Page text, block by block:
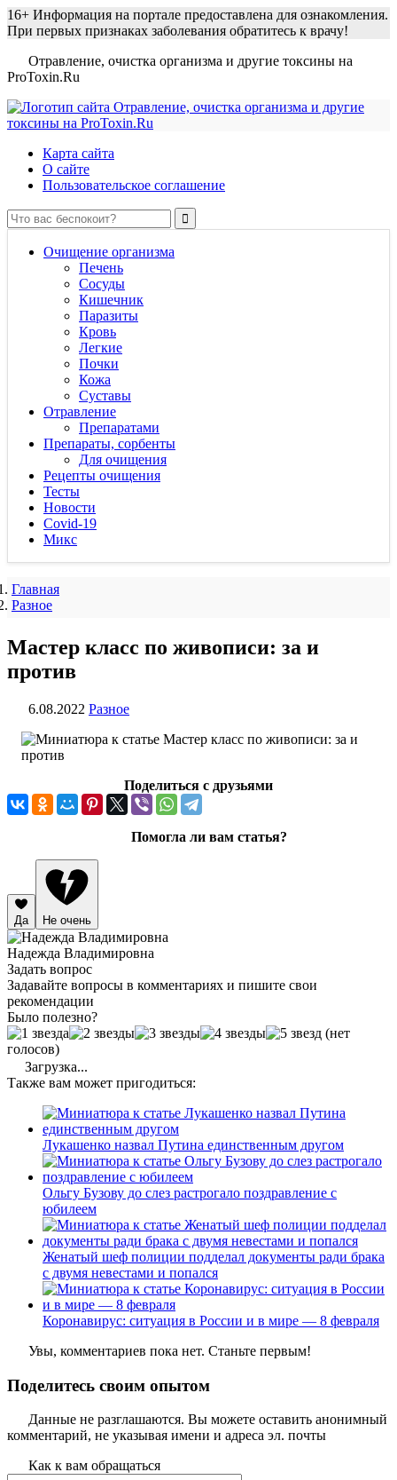
16+ Информация на портале предоставлена для ознакомления.
При первых признаках заболевания обратитесь к врачу!
Отравление, очистка организма и другие токсины на
ProToxin.Ru
Карта сайта
О сайте
Пользовательское соглашение
Очищение организма
Печень
Сосуды
Кишечник
Паразиты
Кровь
Легкие
Почки
Кожа
Суставы
Отравление
Препаратами
Препараты, сорбенты
Для очищения
Рецепты очищения
Тесты
Новости
Covid-19
Микс
Главная
Разное
Мастер класс по живописи: за и
против
6.08.2022 Разное
Поделиться с друзьями
Помогла ли вам статья?
Да Не очень
Надежда Владимировна
Задать вопрос
Задавайте вопросы в комментариях и пишите свои
рекомендации
Было полезно?
(нет
голосов)
Загрузка...
Также вам может пригодиться:
Лукашенко назвал Путина единственным другом
Ольгу Бузову до слез растрогало поздравление с
юбилеем
Женатый шеф полиции подделал документы ради брака
с двумя невестами и попался
Коронавирус: ситуация в России и в мире — 8 февраля
Увы, комментариев пока нет. Станьте первым!
Поделитесь своим опытом
Данные не разглашаются. Вы можете оставить анонимный
комментарий, не указывая имени и адреса эл. почты
Как к вам обращаться